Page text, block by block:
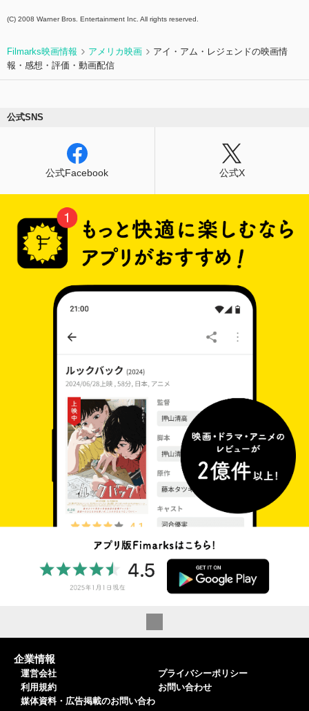
(C) 2008 Warner Bros. Entertainment Inc. All rights reserved.
Filmarks映画情報 アメリカ映画
アイ・アム・レジェンドの映画情
報・感想・評価・動画配信
公式SNS
公式Facebook 公式X
企業情報
運営会社
利用規約
媒体資料・広告掲載のお問い合わ
プライバシーポリシー
お問い合わせ